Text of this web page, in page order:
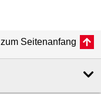
zum Seitenanfang